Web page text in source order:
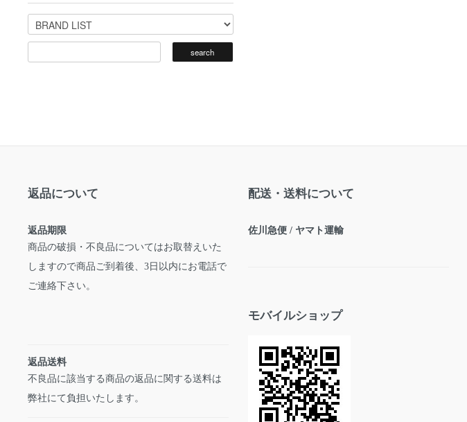
返品について
返品期限
商品の破損・不良品についてはお取替えいた
しますので商品ご到着後、3日以内にお電話で
ご連絡下さい。
返品送料
不良品に該当する商品の返品に関する送料は
弊社にて負担いたします。
配送・送料について
佐川急便 / ヤマト運輸
モバイルショップ